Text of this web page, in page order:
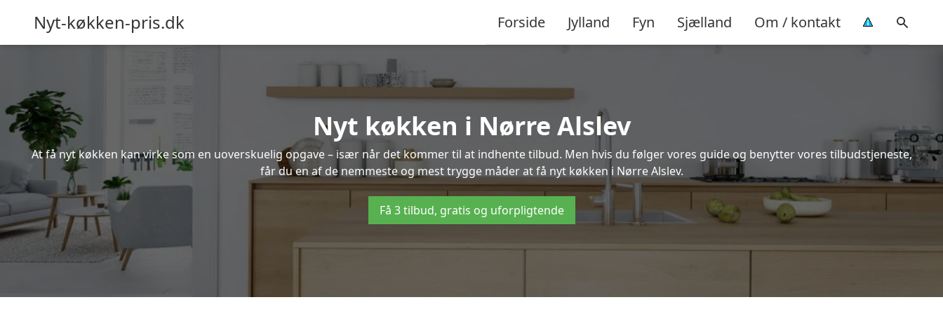
Nyt-køkken-pris.dk Forside Jylland Fyn Sjælland Om / kontakt
Nyt køkken i Nørre Alslev
At få nyt køkken kan virke som en uoverskuelig opgave – især når det kommer til at indhente tilbud. Men hvis du følger vores guide og benytter vores tilbudstjeneste,
får du en af de nemmeste og mest trygge måder at få nyt køkken i Nørre Alslev.
Få 3 tilbud, gratis og uforpligtende